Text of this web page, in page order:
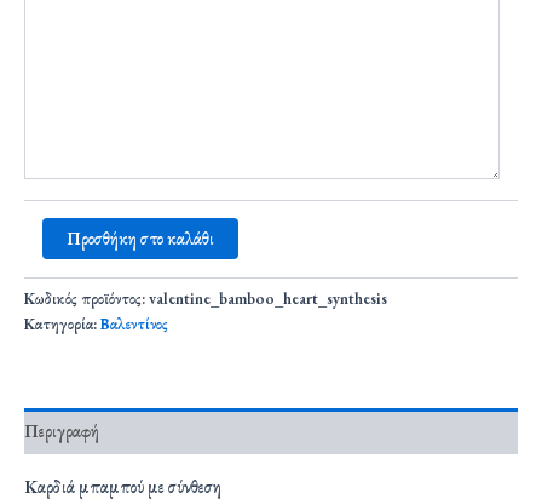
Προσθήκη στο καλάθι
Κωδικός προϊόντος:valentine_bamboo_heart_synthesis
Κατηγορία:Βαλεντίνος
Περιγραφή
Καρδιά μπαμπού με σύνθεση